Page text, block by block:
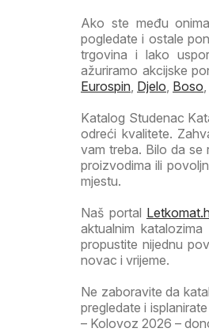
Ako ste među
pogledate i ostale
trgovina i lako
ažuriramo akcijske
Eurospin Djelo Boso
Katalog Studenac
odreći kvalitete.
vam treba. Bilo da se
proizvodima ili
mjestu.
Naš portal
aktualnim
propustite nijednu
novac i vrijeme.
Ne zaboravite da
pregledate i
– Kolovoz 2026 –